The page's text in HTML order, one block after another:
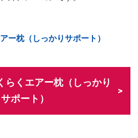
ー枕（しっかりサポート）
くエアー枕（しっかり
サポート）